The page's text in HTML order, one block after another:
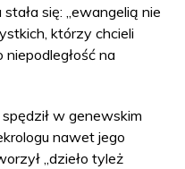
się: „ewangelią nie
którzy chcieli
na
w genewskim
nawet jego
„dzieło tyleż